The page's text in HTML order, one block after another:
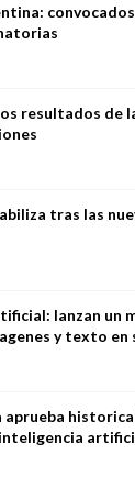
resultados de
tras las
lanzan un
y texto en
aprueba